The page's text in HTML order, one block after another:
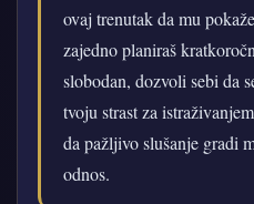
ovaj trenutak da mu
zajedno planiraš
slobodan, dozvoli sebi da
tvoju strast za
da pažljivo slušanje gradi
odnos.